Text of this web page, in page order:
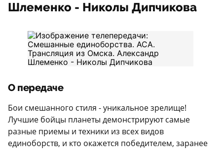
Шлеменко - Николы Дипчикова
О передаче
Бои смешанного стиля - уникальное зрелище!
Лучшие бойцы планеты демонстрируют самые
разные приемы и техники из всех видов
единоборств, и кто окажется победителем, заранее